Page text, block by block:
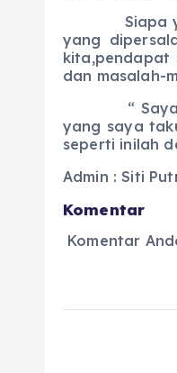
Siapa yang
yang
kita,pendapat
dan masalah-
“ Saya pikir
yang saya
seperti inilah
Admin : Siti
Komentar
Komentar